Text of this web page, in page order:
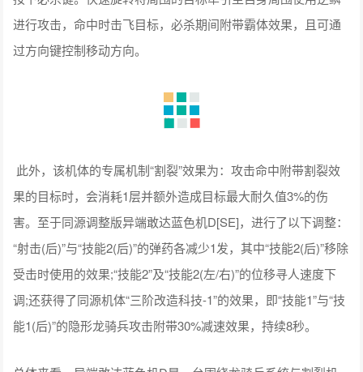
骑兵对目标进行攻击，之后再朝目标突进后进行格斗攻击，弹
药满时可在受击状态下使用，需要消耗全部弹药，按下技能2键
【必杀技】